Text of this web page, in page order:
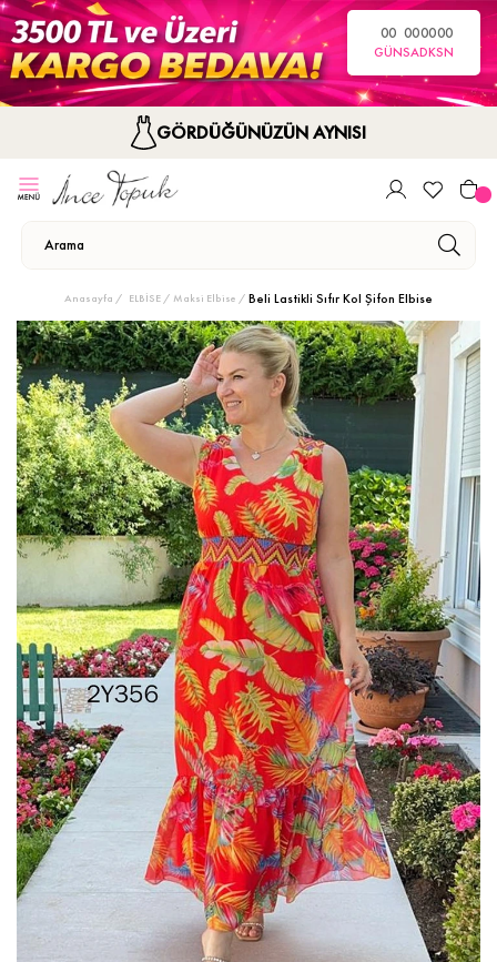
00
GÜN
00
SA
00
DK
00
SN
GÖRDÜĞÜNÜZÜN AYNISI
Anasayfa ELBİSE Maksi Elbise Beli Lastikli Sıfır Kol Şifon Elbise